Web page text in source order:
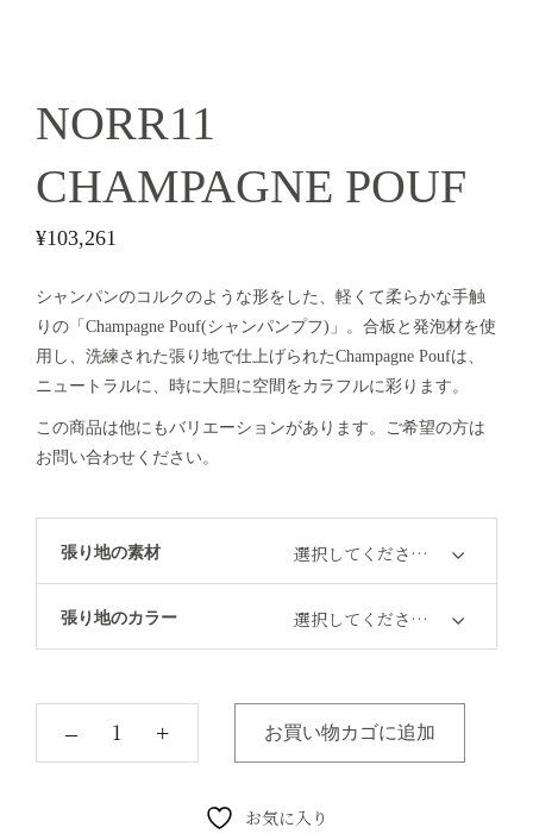
NORR11
CHAMPAGNE POUF
¥103,261
シャンパンのコルクのような形をした、軽くて柔らかな手触
りの「Champagne Pouf(シャンパンプフ)」。合板と発泡材を使
用し、洗練された張り地で仕上げられたChampagne Poufは、
ニュートラルに、時に大胆に空間をカラフルに彩ります。
この商品は他にもバリエーションがあります。ご希望の方は
お問い合わせください。
張り地の素材 選択してください…
張り地のカラー 選択してください…
‒ + お買い物カゴに追加
お気に入り